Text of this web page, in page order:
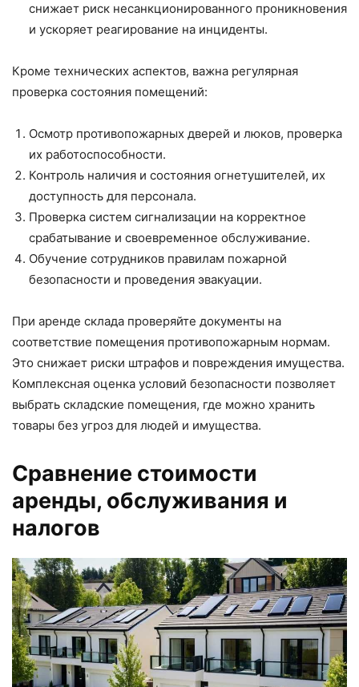
снижает риск несанкционированного проникновения
и ускоряет реагирование на инциденты.
Кроме технических аспектов, важна регулярная
проверка состояния помещений:
Осмотр противопожарных дверей и люков, проверка
их работоспособности.
Контроль наличия и состояния огнетушителей, их
доступность для персонала.
Проверка систем сигнализации на корректное
срабатывание и своевременное обслуживание.
Обучение сотрудников правилам пожарной
безопасности и проведения эвакуации.
При аренде склада проверяйте документы на
соответствие помещения противопожарным нормам.
Это снижает риски штрафов и повреждения имущества.
Комплексная оценка условий безопасности позволяет
выбрать складские помещения, где можно хранить
товары без угроз для людей и имущества.
Сравнение стоимости
аренды, обслуживания и
налогов